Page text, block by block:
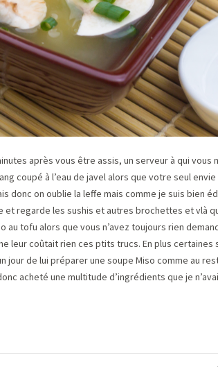
après vous être assis, un serveur à qui vous
coupé à l’eau de javel alors que votre seul
donc on oublie la leffe mais comme je suis bien
et regarde les sushis et autres brochettes et vlà
au tofu alors que vous n’avez toujours rien
leur coûtait rien ces ptits trucs. En plus
jour de lui préparer une soupe Miso comme au
acheté une multitude d’ingrédients que je